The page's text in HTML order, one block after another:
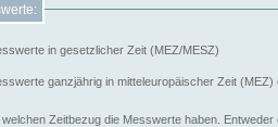
in gesetzlicher Zeit (MEZ/MESZ)
ganzjährig in mitteleuropäischer Zeit (MEZ)
Zeitbezug die Messwerte haben.